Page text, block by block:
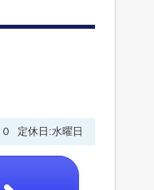
定休日:水曜日